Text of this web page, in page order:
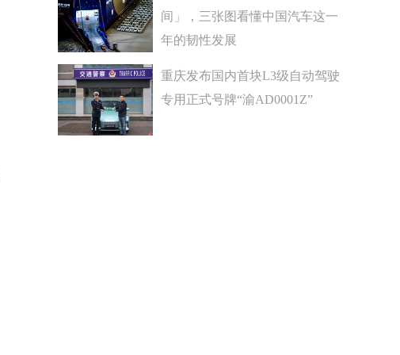
间」，三张图看懂中国汽车这一
年的韧性发展
重庆发布国内首块L3级自动驾驶
专用正式号牌“渝AD0001Z”